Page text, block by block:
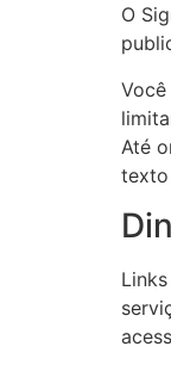
O
Até
texto